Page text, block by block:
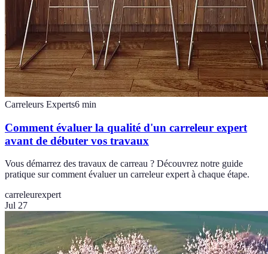
Carreleurs Experts6 min
Comment évaluer la qualité d'un carreleur expert
avant de débuter vos travaux
Vous démarrez des travaux de carreau ? Découvrez notre guide
pratique sur comment évaluer un carreleur expert à chaque étape.
carreleurexpert
Jul 27